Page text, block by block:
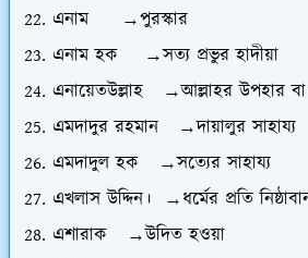
এনাম →পুরস্কার
এনাম হক →সত্য প্রভুর হাদীয়া
এনায়েতউল্লাহ →আল্লাহর উপহার
এমদাদুর রহমান →দায়ালুর সাহায্য
এমদাদুল হক →সত্যের সাহায্য
এখলাস উদ্দিন। →ধর্মের প্রতি
এশারাক →উদিত হওয়া